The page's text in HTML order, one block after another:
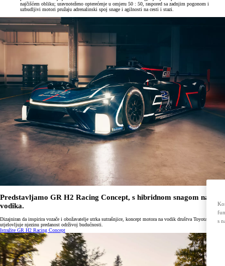
najčišćem obliku; uravnoteženo opterećenje u omjeru 50 : 50, raspored sa zadnjim pogonom i
uzbudljivi motori pružaju adrenalinski spoj snage i agilnosti na cesti i stazi.
Predstavljamo GR H2 Racing Concept, s hibridnom snagom na bazi
vodika.
Dizajniran da inspirira vozače i obožavatelje utrka sutrašnjice, koncept motora na vodik društva Toyota
utjelovljuje njezinu predanost održivoj budućnosti.
Istražite GR H2 Racing Concept
s